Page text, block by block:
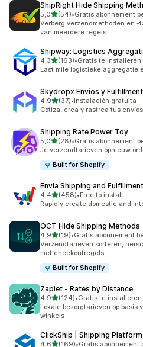
ShipRight Hide Shipping
5,0van 5 sterren
(54)
54 recensies in totaal
•Gratis abonnement
Verberg verzendmethoden en
van meerdere regels.
Shipway: Logistics
4,3van 5 sterren
(163)
163 recensies in totaal
•Gratis te installeren
Last mile logistieke aggregatie
Skydropx Envíos y Fulfillment
4,9van 5 sterren
(37)
37 recensies in totaal
•Instalación gratuita
Cotiza, crea y rastrea tus
Shipping Rate Power Toy
5,0van 5 sterren
(28)
28 recensies in totaal
•Gratis abonnement
Je verzendtarieven opnieuw
Built for Shopify
Envia Shipping and Fulfillment
4,4van 5 sterren
(458)
458 recensies in totaal
•Free to install
Rapidly create domestic and
OCT Hide Shipping Methods
4,9van 5 sterren
(19)
19 recensies in totaal
•Gratis abonnement
Verzendtarieven sorteren,
met checkoutregels
Built for Shopify
Zapiet ‑ Rates by Distance
4,9van 5 sterren
(124)
124 recensies in totaal
•Gratis te installeren
Lokale bezorgtarieven op
winkels
ClickShip | Shipping Platform
4,6van 5 sterren
(169)•Gratis abonnement